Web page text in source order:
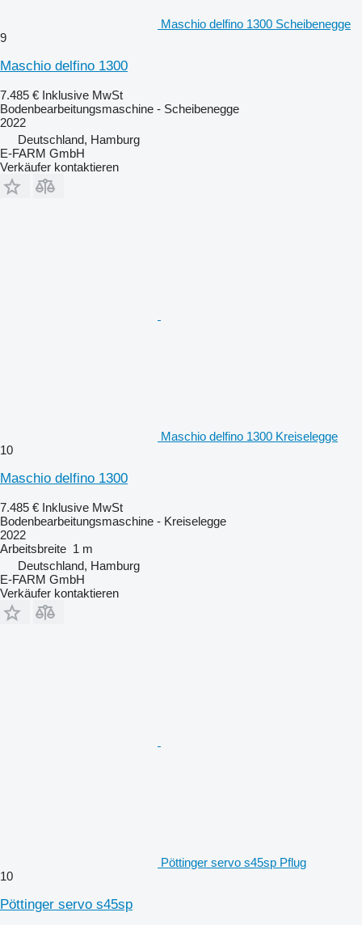
Maschio delfino 1300 Scheibenegge
9
Maschio delfino 1300
7.485 € Inklusive MwSt
Bodenbearbeitungsmaschine - Scheibenegge
2022
Deutschland, Hamburg
E-FARM GmbH
Verkäufer kontaktieren
Maschio delfino 1300 Kreiselegge
10
Maschio delfino 1300
7.485 € Inklusive MwSt
Bodenbearbeitungsmaschine - Kreiselegge
2022
Arbeitsbreite 1 m
Deutschland, Hamburg
E-FARM GmbH
Verkäufer kontaktieren
Pöttinger servo s45sp Pflug
10
Pöttinger servo s45sp